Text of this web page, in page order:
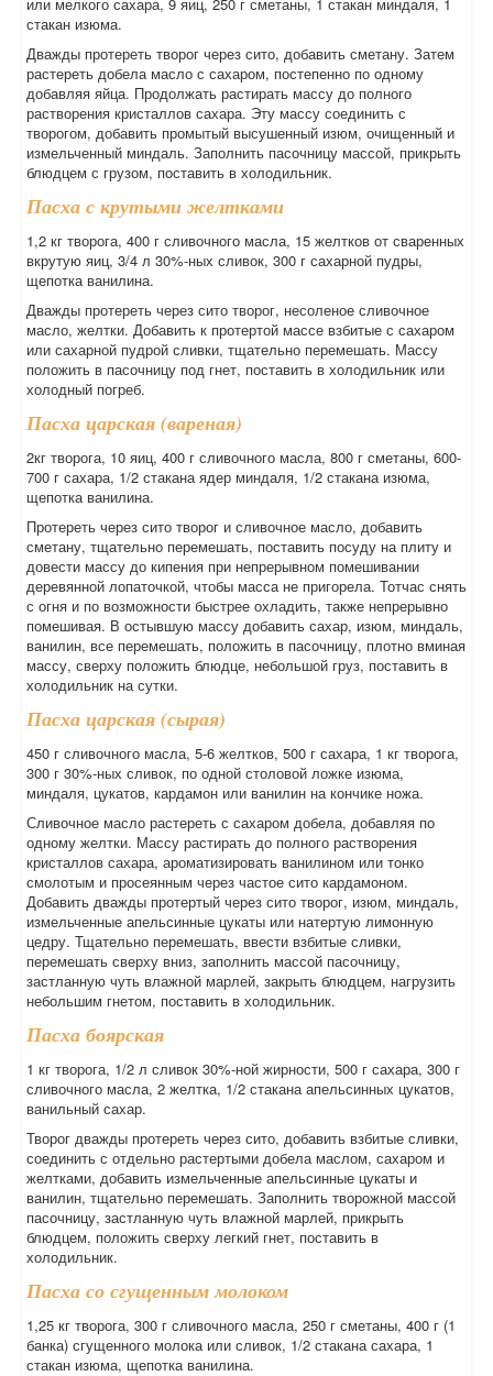
стакан изюма.
Дважды протереть творог через сито, добавить сметану. Затем
растереть добела масло с сахаром, постепенно по одному
добавляя яйца. Продолжать растирать массу до полного
растворения кристаллов сахара. Эту массу соединить с
творогом, добавить промытый высушенный изюм, очищенный и
измельченный миндаль. Заполнить пасочницу массой, прикрыть
блюдцем с грузом, поставить в холодильник.
Пасха с крутыми желтками
1,2 кг творога, 400 г сливочного масла, 15 желтков от сваренных
вкрутую яиц, 3/4 л 30%-ных сливок, 300 г сахарной пудры,
щепотка ванилина.
Дважды протереть через сито творог, несоленое сливочное
масло, желтки. Добавить к протертой массе взбитые с сахаром
или сахарной пудрой сливки, тщательно перемешать. Массу
положить в пасочницу под гнет, поставить в холодильник или
холодный погреб.
Пасха царская (вареная)
2кг творога, 10 яиц, 400 г сливочного масла, 800 г сметаны, 600-
700 г сахара, 1/2 стакана ядер миндаля, 1/2 стакана изюма,
щепотка ванилина.
Протереть через сито творог и сливочное масло, добавить
сметану, тщательно перемешать, поставить посуду на плиту и
довести массу до кипения при непрерывном помешивании
деревянной лопаточкой, чтобы масса не пригорела. Тотчас снять
с огня и по возможности быстрее охладить, также непрерывно
помешивая. В остывшую массу добавить сахар, изюм, миндаль,
ванилин, все перемешать, положить в пасочницу, плотно вминая
массу, сверху положить блюдце, небольшой груз, поставить в
холодильник на сутки.
Пасха царская (сырая)
450 г сливочного масла, 5-6 желтков, 500 г сахара, 1 кг творога,
300 г 30%-ных сливок, по одной столовой ложке изюма,
миндаля, цукатов, кардамон или ванилин на кончике ножа.
Сливочное масло растереть с сахаром добела, добавляя по
одному желтки. Массу растирать до полного растворения
кристаллов сахара, ароматизировать ванилином или тонко
смолотым и просеянным через частое сито кардамоном.
Добавить дважды протертый через сито творог, изюм, миндаль,
измельченные апельсинные цукаты или натертую лимонную
цедру. Тщательно перемешать, ввести взбитые сливки,
перемешать сверху вниз, заполнить массой пасочницу,
застланную чуть влажной марлей, закрыть блюдцем, нагрузить
небольшим гнетом, поставить в холодильник.
Пасха боярская
1 кг творога, 1/2 л сливок 30%-ной жирности, 500 г сахара, 300 г
сливочного масла, 2 желтка, 1/2 стакана апельсинных цукатов,
ванильный сахар.
Творог дважды протереть через сито, добавить взбитые сливки,
соединить с отдельно растертыми добела маслом, сахаром и
желтками, добавить измельченные апельсинные цукаты и
ванилин, тщательно перемешать. Заполнить творожной массой
пасочницу, застланную чуть влажной марлей, прикрыть
блюдцем, положить сверху легкий гнет, поставить в
холодильник.
Пасха со сгущенным молоком
1,25 кг творога, 300 г сливочного масла, 250 г сметаны, 400 г (1
банка) сгущенного молока или сливок, 1/2 стакана сахара, 1
стакан изюма, щепотка ванилина.